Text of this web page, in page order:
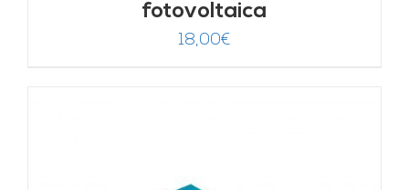
fotovoltaica
18,00€